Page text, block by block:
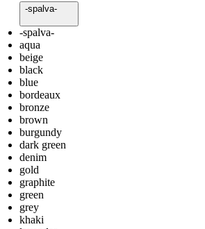
-spalva-
-spalva-
aqua
beige
black
blue
bordeaux
bronze
brown
burgundy
dark green
denim
gold
graphite
green
grey
khaki